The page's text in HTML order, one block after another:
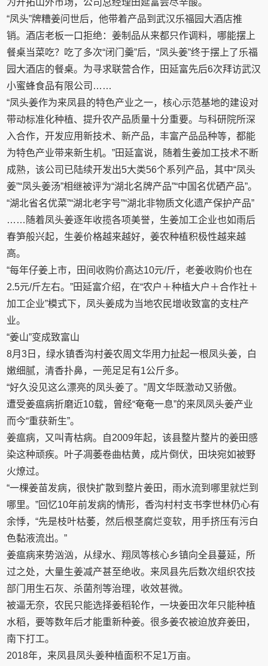
为开拓山外市场，公司总经理田延富尝尽辛酸。
“凤头”牌糟姜问世后，他带着产品到武汉乐福园大酒店推
销。酒店老板一口拒绝：姜制品从来都只作调料，哪能摆上
餐桌当菜吃？吃了多次“闭门羹”后，“凤头姜”终于摆上了乐福
园大酒店的餐桌。为寻求联营合作，田延富先后6次拜访武汉
小蜜蜂食品有限公司……
“凤头姜作为来凤县的特色产业之一，核心示范基地的建设对
带动标准化种植、提升农产品质量十分重要。与科研院所深
入合作，开发应用新技术、新产品，丰富产品品种等，都能
为特色产业带来新生机。”田延富说，随着生姜加工技术不断
成熟，该公司已陆续开发出5大类56个系列产品，其中“凤头
姜”“凤头姜汤”相继被评为“湖北名牌产品”“中国名优硒产品”。
“湖北省名优菜”“湖北老字号”“湖北非物质文化遗产保护产品”
……随着凤头姜逐年收揽各项美誉，生姜加工企业也如雨后
春笋般兴起，生姜价格越来越好，姜农种植积极性越来越
高。
“每年仔姜上市，田间收购价高达10元/斤，老姜收购价也在
2.5元/斤左右。”田延富介绍，在“农户＋种植大户＋合作社＋
加工企业”模式下，凤头姜成为当地农民增收致富的支柱产
业。
“姜山”变成致富山
8月3日，绿水镇香沟村姜农周文华用力扯起一根凤头姜，白
嫩细腻，清香扑鼻，一蔸足足有1公斤多。
“好久没见这么漂亮的凤头姜了。”周文华既激动又骄傲。
遭受姜瘟病折磨近10载，曾经“奄奄一息”的来凤凤头姜产业
而今“重获新生”。
姜瘟病，又叫青枯病。自2009年起，该县整片整片的姜田感
染这种顽疾。叶子凋萎卷曲枯黄，成片倒伏，田块宛如被野
火燎过。
“一棵姜苗发病，很快扩散到整片姜田，雨水流到哪里就烂到
哪里。”回忆10年前发病的情形，香沟村村支书李世林仍心有
余悸，“先是枝叶枯萎，然后根茎腐烂变软，用手挤压有污白
色黏液流出。”
姜瘟病来势汹汹，从绿水、翔凤等核心乡镇向全县蔓延，所
过之处，大量生姜减产甚至绝收。来凤县先后数次组织农技
部门用生石灰、杀菌剂等治理，收效甚微。
被逼无奈，农民只能选择姜稻轮作，一块姜田次年只能种植
水稻，要等数年后才能重新种姜。很多姜农被迫放弃姜田，
南下打工。
2018年，来凤县凤头姜种植面积不足1万亩。